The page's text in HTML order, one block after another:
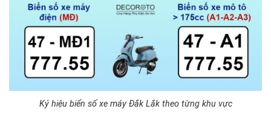
Ký hiệu biển số xe máy Đắk Lắk theo từng khu vực